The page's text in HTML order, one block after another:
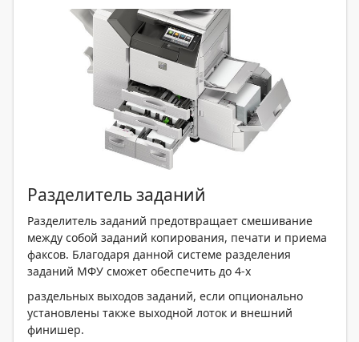
Разделитель заданий
Разделитель заданий предотвращает смешивание
между собой заданий копирования, печати и приема
факсов. Благодаря данной системе разделения
заданий МФУ сможет обеспечить до 4-х
раздельных выходов заданий, если опционально
установлены также выходной лоток и внешний
финишер.